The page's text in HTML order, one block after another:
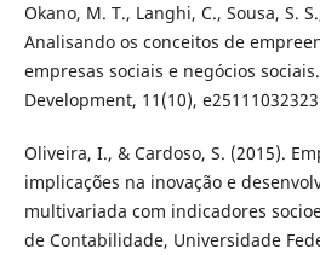
Okano, M. T., Langhi, C., Sousa, S.
Analisando os conceitos de
empresas sociais e negócios
Development, 11(10),
Oliveira, I., & Cardoso, S. (2015).
implicações na inovação e
multivariada com indicadores
de Contabilidade, Universidade